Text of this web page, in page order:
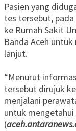
Pasien yang
tes tersebut,
ke Rumah Sakit
Banda Aceh
lanjut.
“Menurut
tersebut dirujuk
menjalani
untuk mengetahui
(